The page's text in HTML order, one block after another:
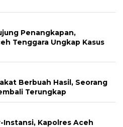
Penangkapan,
Tenggara Ungkap Kasus
Berbuah Hasil, Seorang
Terungkap
Kapolres Aceh